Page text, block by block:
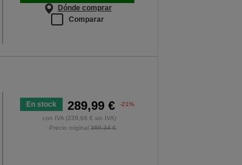
Dónde comprar
Comparar
En stock 289,99 € -21%
con IVA (239,66 € sin IVA)
Precio original369,34 €